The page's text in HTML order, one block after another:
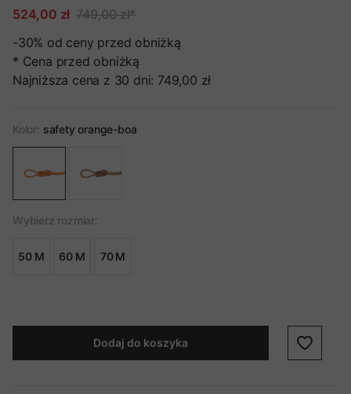
524,00 zł 749,00 zł*
-30% od ceny przed obniżką
* Cena przed obniżką
Najniższa cena z 30 dni: 749,00 zł
Kolor: safety orange-boa
Wybierz rozmiar:
50 M 60 M 70 M
Dodaj do koszyka